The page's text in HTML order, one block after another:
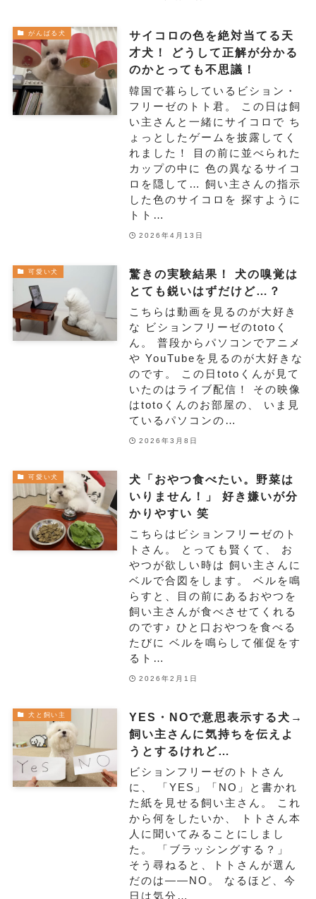
がんばる犬
サイコロの色を絶対当てる天
才犬！ どうして正解が分かる
のかとっても不思議！
韓国で暮らしているビション・
フリーゼのトト君。 この日は飼
い主さんと一緒にサイコロで ち
ょっとしたゲームを披露してく
れました！ 目の前に並べられた
カップの中に 色の異なるサイコ
ロを隠して… 飼い主さんの指示
した色のサイコロを 探すように
トト…
2026年4月13日
可愛い犬
驚きの実験結果！ 犬の嗅覚は
とても鋭いはずだけど…？
こちらは動画を見るのが大好き
な ビションフリーゼのtotoく
ん。 普段からパソコンでアニメ
や YouTubeを見るのが大好きな
のです。 この日totoくんが見て
いたのはライブ配信！ その映像
はtotoくんのお部屋の、 いま見
ているパソコンの…
2026年3月8日
可愛い犬
犬「おやつ食べたい。野菜は
いりません！」 好き嫌いが分
かりやすい 笑
こちらはビションフリーゼのト
トさん。 とっても賢くて、 お
やつが欲しい時は 飼い主さんに
ベルで合図をします。 ベルを鳴
らすと、目の前にあるおやつを
飼い主さんが食べさせてくれる
のです♪ ひと口おやつを食べる
たびに ベルを鳴らして催促をす
るト…
2026年2月1日
犬と飼い主
YES・NOで意思表示する犬→
飼い主さんに気持ちを伝えよ
うとするけれど…
ビションフリーゼのトトさん
に、 「YES」「NO」と書かれ
た紙を見せる飼い主さん。 これ
から何をしたいか、 トトさん本
人に聞いてみることにしまし
た。 「ブラッシングする？」
そう尋ねると、トトさんが選ん
だのは――NO。 なるほど、今
日は気分…